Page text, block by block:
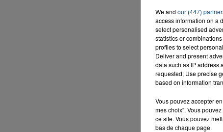
We and our (447)
access information on a
select personalised
statistics or
profiles to select
Deliver and present
data such as IP address
requested; Use precise
based on information
Vous pouvez accepter
mes choix". Vous
ce site. Vous pouvez
bas de chaque page.